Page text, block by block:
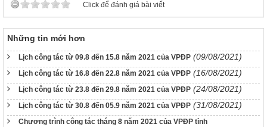
Click để đánh giá bài viết
Những tin mới hơn
Lịch công tác từ 09.8 đến 15.8 năm 2021 của VPĐP (09/08/2021)
Lịch công tác từ 16.8 đến 22.8 năm 2021 của VPĐP (16/08/2021)
Lịch công tác từ 23.8 đến 29.8 năm 2021 của VPĐP (24/08/2021)
Lịch công tác từ 30.8 đến 05.9 năm 2021 của VPĐP (31/08/2021)
Chương trình công tác tháng 8 năm 2021 của VPĐP tỉnh